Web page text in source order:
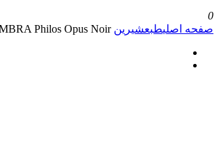
0
صفحه اصلیطبعشیرین MAISON ALHAMBRA Philos Opus Noir